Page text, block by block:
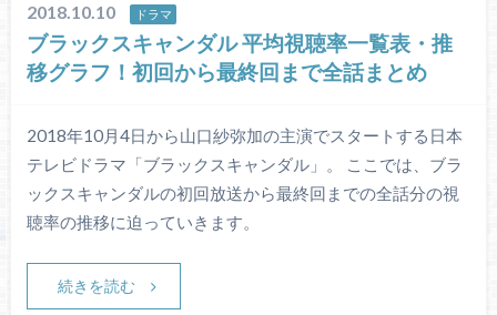
2018.10.10 ドラマ
ブラックスキャンダル 平均視聴率一覧表・推
移グラフ！初回から最終回まで全話まとめ
2018年10月4日から山口紗弥加の主演でスタートする日本
テレビドラマ「ブラックスキャンダル」。 ここでは、ブラ
ックスキャンダルの初回放送から最終回までの全話分の視
聴率の推移に迫っていきます。
続きを読む